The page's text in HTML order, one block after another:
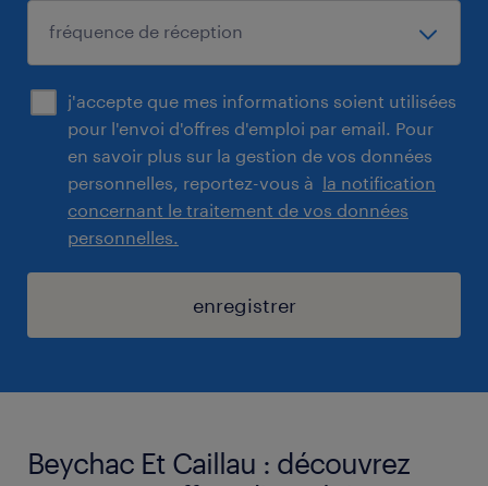
j'accepte que mes informations soient utilisées
pour l'envoi d'offres d'emploi par email. Pour
en savoir plus sur la gestion de vos données
personnelles, reportez-vous à la notification
concernant le traitement de vos données
personnelles.
enregistrer
Beychac Et Caillau : découvrez